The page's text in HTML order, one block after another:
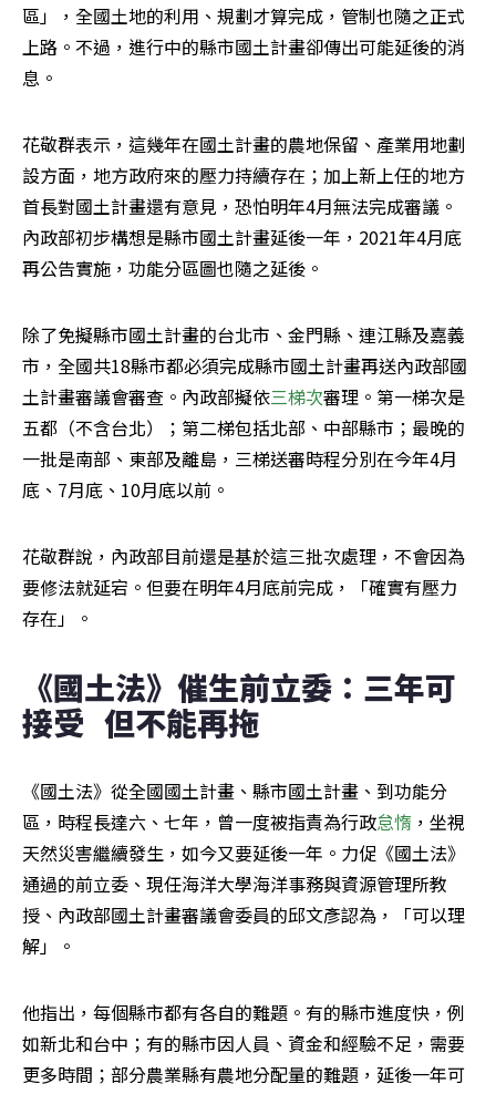
區」，全國土地的利用、規劃才算完成，管制也隨之正式
上路。不過，進行中的縣市國土計畫卻傳出可能延後的消
息。
花敬群表示，這幾年在國土計畫的農地保留、產業用地劃
設方面，地方政府來的壓力持續存在；加上新上任的地方
首長對國土計畫還有意見，恐怕明年4月無法完成審議。
內政部初步構想是縣市國土計畫延後一年，2021年4月底
再公告實施，功能分區圖也隨之延後。
除了免擬縣市國土計畫的台北市、金門縣、連江縣及嘉義
市，全國共18縣市都必須完成縣市國土計畫再送內政部國
土計畫審議會審查。內政部擬依三梯次審理。第一梯次是
五都（不含台北）；第二梯包括北部、中部縣市；最晚的
一批是南部、東部及離島，三梯送審時程分別在今年4月
底、7月底、10月底以前。
花敬群說，內政部目前還是基於這三批次處理，不會因為
要修法就延宕。但要在明年4月底前完成，「確實有壓力
存在」。
《國土法》催生前立委：三年可
接受   但不能再拖
《國土法》從全國國土計畫、縣市國土計畫、到功能分
區，時程長達六、七年，曾一度被指責為行政怠惰 ，坐視
天然災害繼續發生，如今又要延後一年。力促《國土法》
通過的前立委、現任海洋大學海洋事務與資源管理所教
授、內政部國土計畫審議會委員的邱文彥認為，「可以理
解」。
他指出，每個縣市都有各自的難題。有的縣市進度快，例
如新北和台中；有的縣市因人員、資金和經驗不足，需要
更多時間；部分農業縣有農地分配量的難題，延後一年可